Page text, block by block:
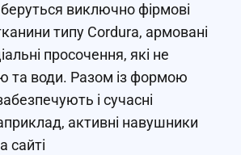
виключно фірмові
типу Cordura, армовані
просочення, які не
та води. Разом із формою
і сучасні
активні навушники
сайті